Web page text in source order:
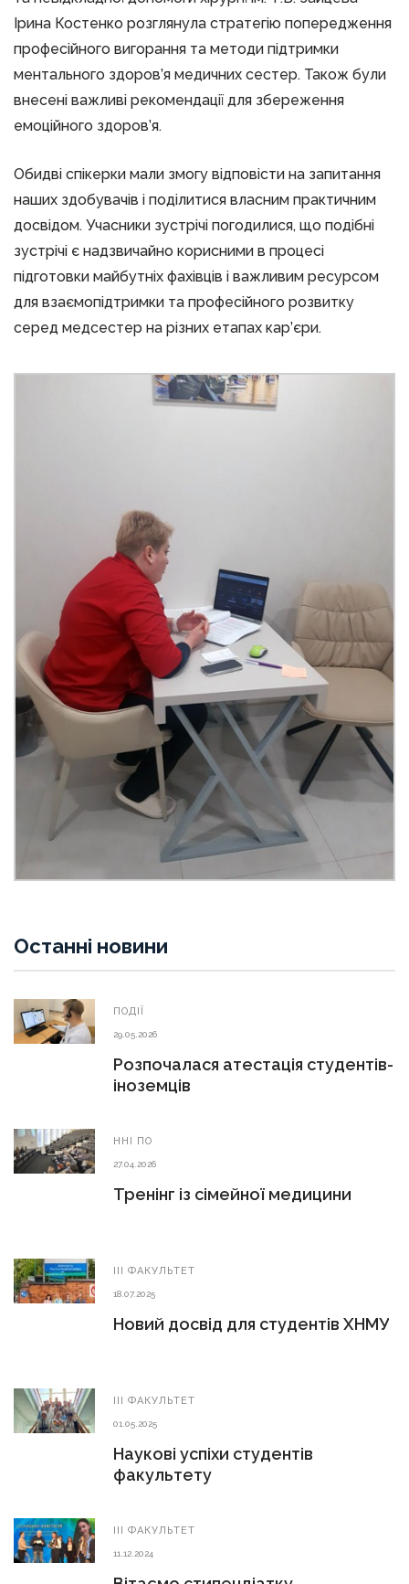
Ірина Костенко розглянула стратегію попередження
професійного вигорання та методи підтримки
ментального здоров’я медичних сестер. Також були
внесені важливі рекомендації для збереження
емоційного здоров’я.
Обидві спікерки мали змогу відповісти на запитання
наших здобувачів і поділитися власним практичним
досвідом. Учасники зустрічі погодилися, що подібні
зустрічі є надзвичайно корисними в процесі
підготовки майбутніх фахівців і важливим ресурсом
для взаємопідтримки та професійного розвитку
серед медсестер на різних етапах кар’єри.
Останні новини
ПОДІЇ
29.05.2026
Розпочалася атестація студентів-
іноземців
ННІ ПО
27.04.2026
Тренінг із сімейної медицини
ІІІ ФАКУЛЬТЕТ
18.07.2025
Новий досвід для студентів ХНМУ
ІІІ ФАКУЛЬТЕТ
01.05.2025
Наукові успіхи студентів
факультету
ІІІ ФАКУЛЬТЕТ
11.12.2024